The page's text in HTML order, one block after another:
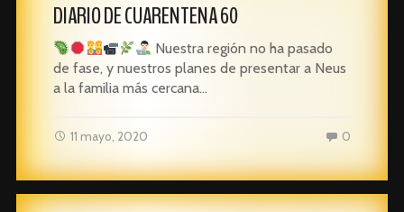
DIARIO DE CUARENTENA 60
Nuestra región no ha pasado
de fase, y nuestros planes de presentar a Neus
a la familia más cercana…
11 mayo, 2020 0